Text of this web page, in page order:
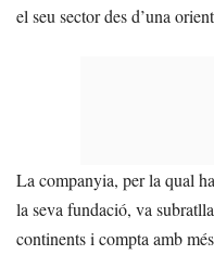
el seu sector des d’una
La companyia, per la qual
la seva fundació, va
continents i compta amb